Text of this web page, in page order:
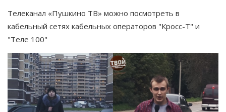
Телеканал «Пушкино ТВ» можно посмотреть в
кабельный сетях кабельных операторов "Кросс-Т" и
"Теле 100"